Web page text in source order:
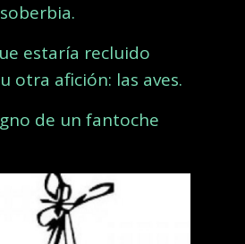
estaría recluido
otra afición: las aves.
de un fantoche